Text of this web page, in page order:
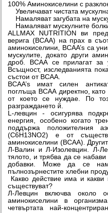
100% Аминокиселини с
Увеличават чистата
Намаляват загубата на
Намаляват мускулните
ALLMAX NUTRITION ви
верига (BCAA) на прах в
аминокиселини, BCAA’s са
мускулите, докато други
дроб. ВСАА се прилагат за
Всъщност, изследванията
състои от BCAA.
BCAA’s имат силен
поглъща ВСАА директно, като
от което се нуждае. По
разграждането й.
L-левцин - осигурява
енергия, особено когато
поддържа положителния
(C6H13NO2) е от
аминокиселини (BCAA).
Л-Валин и Л-Изолевцин. Л-
тялото, и трябва да се
добавки. Може да се
пълнозърнестите хлебни
Какво действие има и какви
съществуват?
Л-Левцин включва
аминокиселини в
четвъртата най-